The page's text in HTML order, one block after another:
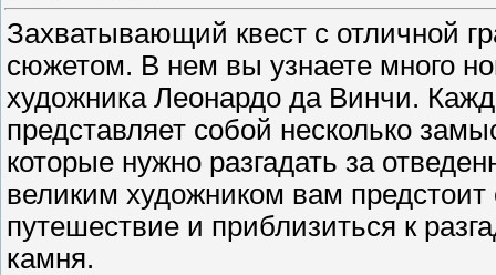
Захватывающий квест с отличной
сюжетом. В нем вы узнаете много
художника Леонардо да Винчи.
представляет собой несколько
которые нужно разгадать за
великим художником вам
путешествие и приблизиться к
камня.